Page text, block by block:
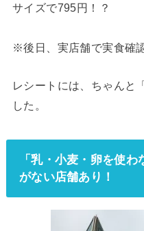
サイズで795円！？
※後日、実店舗で実食確
レシートには、ちゃんと
した。
「乳・小麦・卵を使
がない店舗あり！